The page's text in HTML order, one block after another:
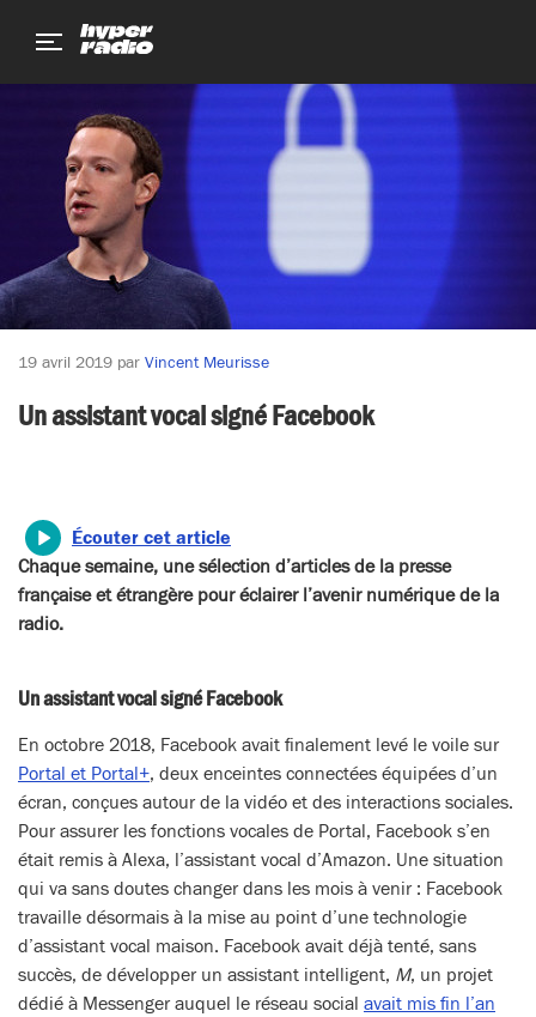
19 avril 2019 par Vincent Meurisse
Un assistant vocal signé Facebook
Écouter cet article
Chaque semaine, une sélection d’articles de la presse
française et étrangère pour éclairer l’avenir numérique de la
radio.
Un assistant vocal signé Facebook
En octobre 2018, Facebook avait finalement levé le voile sur
Portal et Portal+, deux enceintes connectées équipées d’un
écran, conçues autour de la vidéo et des interactions sociales.
Pour assurer les fonctions vocales de Portal, Facebook s’en
était remis à Alexa, l’assistant vocal d’Amazon. Une situation
qui va sans doutes changer dans les mois à venir : Facebook
travaille désormais à la mise au point d’une technologie
d’assistant vocal maison. Facebook avait déjà tenté, sans
succès, de développer un assistant intelligent, M, un projet
dédié à Messenger auquel le réseau social avait mis fin l’an